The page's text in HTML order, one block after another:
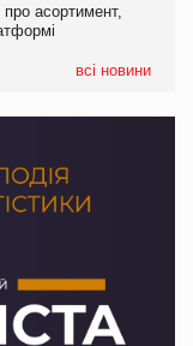
асортимент,
всі новини
магазинів